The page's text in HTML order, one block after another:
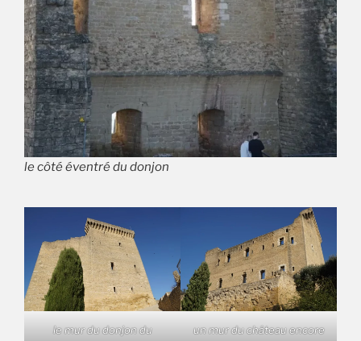
le côté éventré du donjon
le mur du donjon du
un mur du château encore